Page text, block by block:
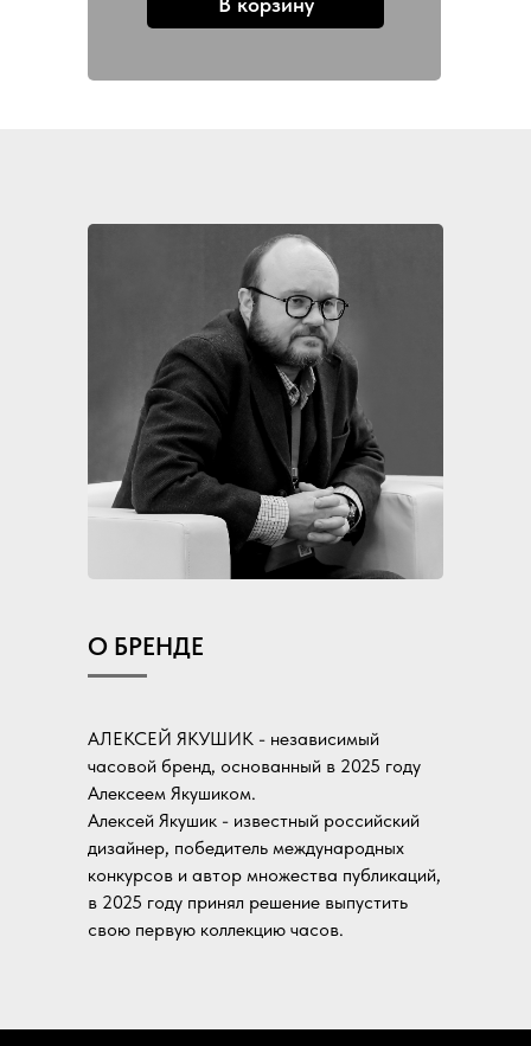
АЛЕКСЕЙ ЯКУШИК - независимый
часовой бренд, основанный в 2025 году
Алексеем Якушиком.
Алексей Якушик - известный российский
дизайнер, победитель международных
конкурсов и автор множества публикаций,
в 2025 году принял решение выпустить
свою первую коллекцию часов.
О БРЕНДЕ